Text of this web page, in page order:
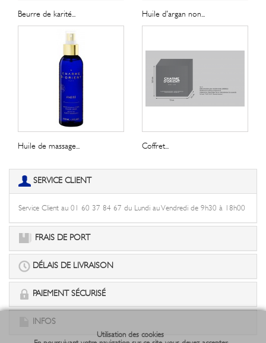
Beurre de karité... Huile d'argan non...
Huile de massage... Coffret...
SERVICE CLIENT
Service Client au 01 60 37 84 67 du Lundi au Vendredi de 9h30 à 18h00
FRAIS DE PORT
DÉLAIS DE LIVRAISON
PAIEMENT SÉCURISÉ
INFOS
Utilisation des cookies